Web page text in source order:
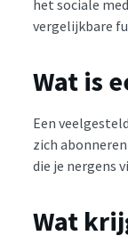
het sociale
vergelijkbare
Wat is
Een
zich
die je nergens
Wat